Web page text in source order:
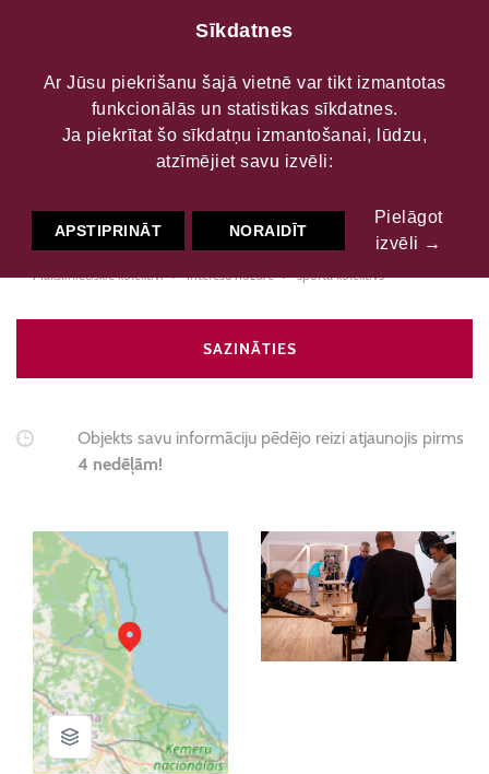
Engures galda spēļu
interešu grupa
Mākslinieciskie kolektīvi Interešu nozare sporta kolektīvs
SAZINĀTIES
Objekts savu informāciju pēdējo reizi atjaunojis pirms
4 nedēļām!
Sīkdatnes
Ar Jūsu piekrišanu šajā vietnē var tikt izmantotas
funkcionālās un statistikas sīkdatnes.
Ja piekrītat šo sīkdatņu izmantošanai, lūdzu,
atzīmējiet savu izvēli:
APSTIPRINĀT NORAIDĪT
Pielāgot
izvēli →